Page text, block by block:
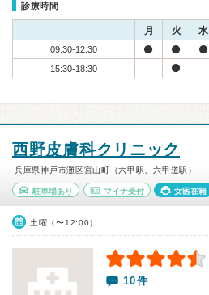
診療時間
月 火 水
09:30-12:30
15:30-18:30
西野皮膚科クリニック
兵庫県神戸市灘区宮山町（六甲駅、六甲道駅）
駐車場あり マイナ受付 女医在籍
土曜（〜12:00）
10件